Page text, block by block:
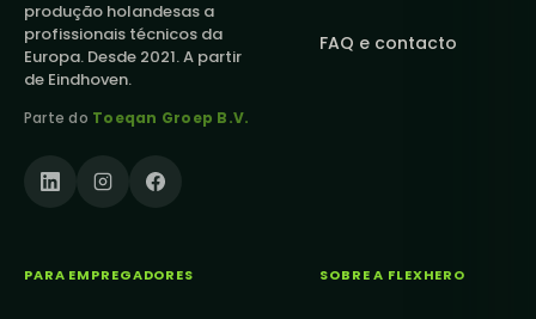
produção holandesas a
profissionais técnicos da
Europa. Desde 2021. A partir
de Eindhoven.
Parte do Toeqan Groep B.V.
FAQ e contacto
PARA EMPREGADORES SOBRE A FLEXHERO